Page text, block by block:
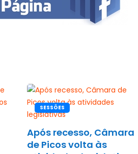
SESSÕES
Após recesso, Câmara
de Picos volta às